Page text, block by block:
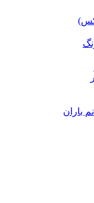
باران